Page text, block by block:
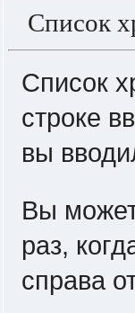
Список
Список
строке
вы
Вы
раз,
справа